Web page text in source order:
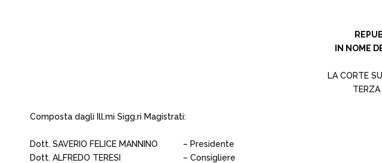
IN NOME
LA CORTE
TERZA
Composta dagli Ill.mi Sigg.ri Magistrati:
Dott. SAVERIO FELICE MANNINO
– Presidente
Dott. ALFREDO TERESI
– Consigliere